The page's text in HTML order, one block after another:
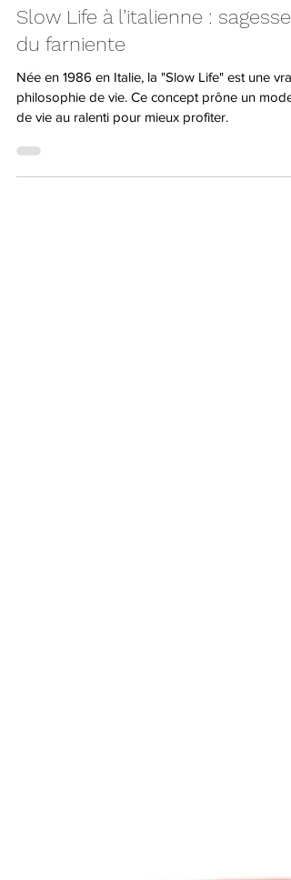
Slow Life à l’italienne : sagesse
du farniente
Née en 1986 en Italie, la "Slow Life" est une
philosophie de vie. Ce concept prône un mode
de vie au ralenti pour mieux profiter.